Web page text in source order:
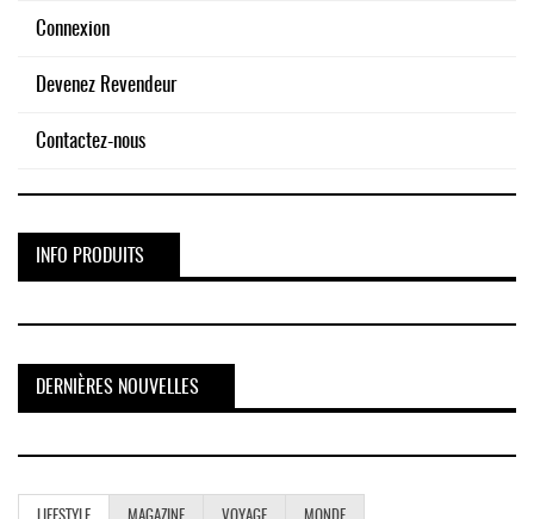
Connexion
Devenez Revendeur
Contactez-nous
INFO PRODUITS
DERNIÈRES NOUVELLES